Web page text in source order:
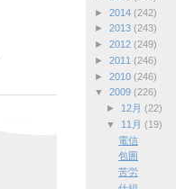
► 2014 (242)
► 2013 (243)
► 2012 (249)
► 2011 (246)
► 2010 (246)
▼ 2009 (226)
►
12月 (22)
▼
11月 (19)
電信
包囲
苦労